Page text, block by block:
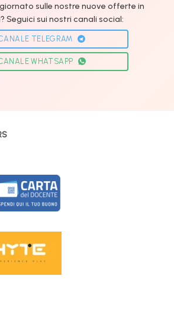
sulle nostre nuove offerte in
Seguici sui nostri canali social:
TELEGRAM
WHATSAPP